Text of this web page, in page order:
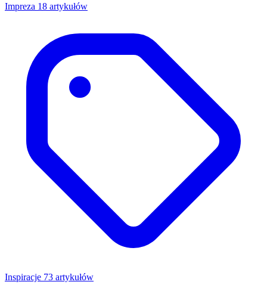
Impreza 18 artykułów
Inspiracje 73 artykułów